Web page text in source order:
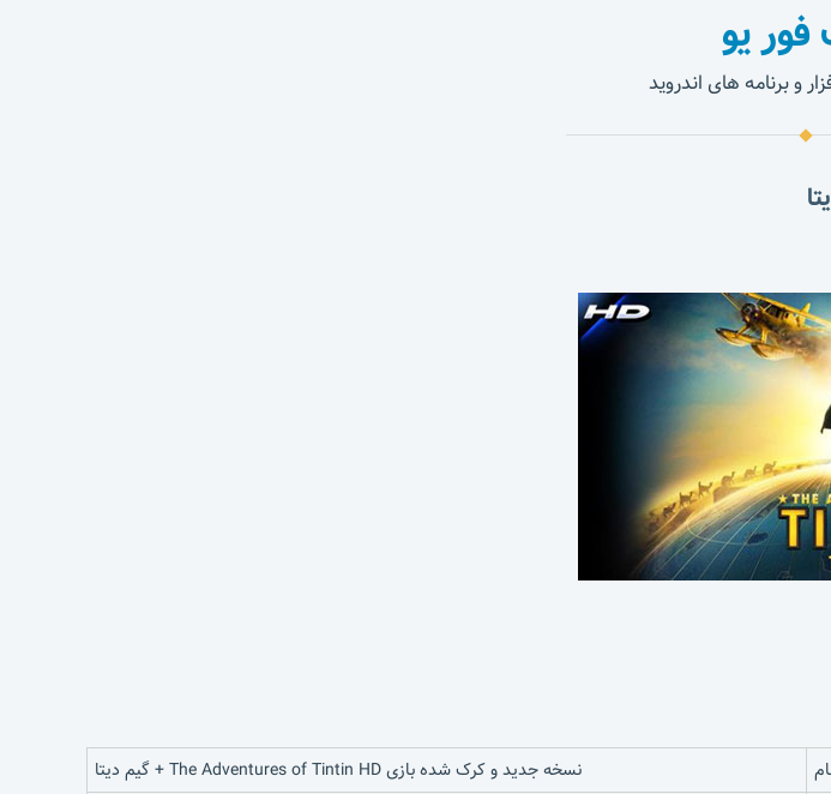
یو
و برنامه های اندروید
نسخه جدید و کرک شده بازی The Adventures of Tintin HD + گیم دیتا